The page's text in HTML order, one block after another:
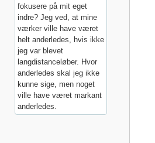
fokusere på mit eget
indre? Jeg ved, at mine
værker ville have været
helt anderledes, hvis ikke
jeg var blevet
langdistanceløber. Hvor
anderledes skal jeg ikke
kunne sige, men noget
ville have været markant
anderledes.